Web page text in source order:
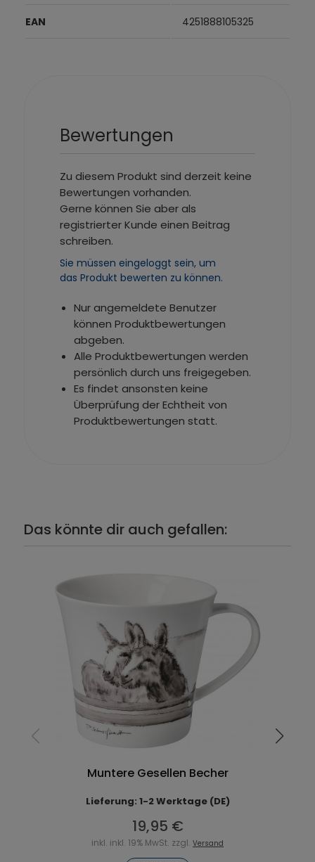
EAN 4251888105325
Bewertungen
Zu diesem Produkt sind derzeit keine
Bewertungen vorhanden.
Gerne können Sie aber als
registrierter Kunde einen Beitrag
schreiben.
Sie müssen eingeloggt sein, um
das Produkt bewerten zu können.
Nur angemeldete Benutzer
können Produktbewertungen
abgeben.
Alle Produktbewertungen werden
persönlich durch uns freigegeben.
Es findet ansonsten keine
Überprüfung der Echtheit von
Produktbewertungen statt.
Das könnte dir auch gefallen:
Muntere Gesellen Becher
Lieferung: 1-2 Werktage (DE)
19,95 €
inkl. inkl. 19% MwSt. zzgl.Versand